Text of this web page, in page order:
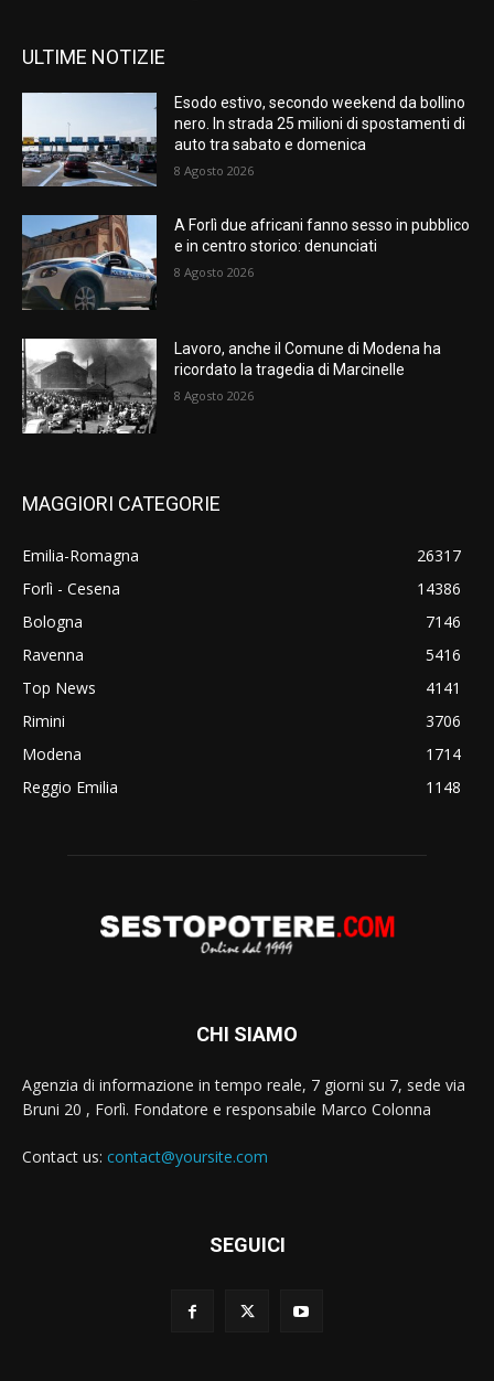
ULTIME NOTIZIE
Esodo estivo, secondo weekend da bollino
nero. In strada 25 milioni di spostamenti di
auto tra sabato e domenica
8 Agosto 2026
A Forlì due africani fanno sesso in pubblico
e in centro storico: denunciati
8 Agosto 2026
Lavoro, anche il Comune di Modena ha
ricordato la tragedia di Marcinelle
8 Agosto 2026
MAGGIORI CATEGORIE
Emilia-Romagna
26317
Forlì - Cesena
14386
Bologna
7146
Ravenna
5416
Top News
4141
Rimini
3706
Modena
1714
Reggio Emilia
1148
CHI SIAMO
Agenzia di informazione in tempo reale, 7 giorni su 7, sede via
Bruni 20 , Forlì. Fondatore e responsabile Marco Colonna
Contact us: contact@yoursite.com
SEGUICI